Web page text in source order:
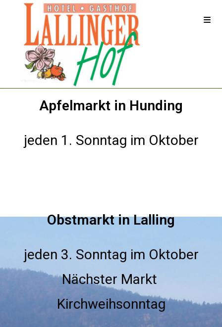
Apfelmarkt in Hunding
jeden 1. Sonntag im Oktober
Obstmarkt in Lalling
jeden 3. Sonntag im Oktober
Nächster Markt
Kirchweihsonntag